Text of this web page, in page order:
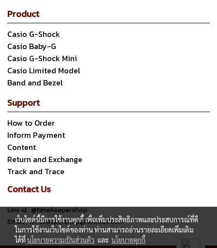
Product
Casio G-Shock
Casio Baby-G
Casio G-Shock Mini
Casio Limited Model
Band and Bezel
Support
How to Order
Inform Payment
Content
Return and Exchange
Track and Trace
Contact Us
Line id : @timekeepershop
Email : timekeepershop@hotmail.com
เว็บไซต์นี้มีการใช้งานคุกกี้ เพื่อเพิ่มประสิทธิภาพและประสบการณ์ที่ดี
ในการใช้งานเว็บไซต์ของท่าน ท่านสามารถอ่านรายละเอียดเพิ่มเติม
ได้ที่นโยบายความเป็นส่วนตัว และ นโยบายคุกกี้